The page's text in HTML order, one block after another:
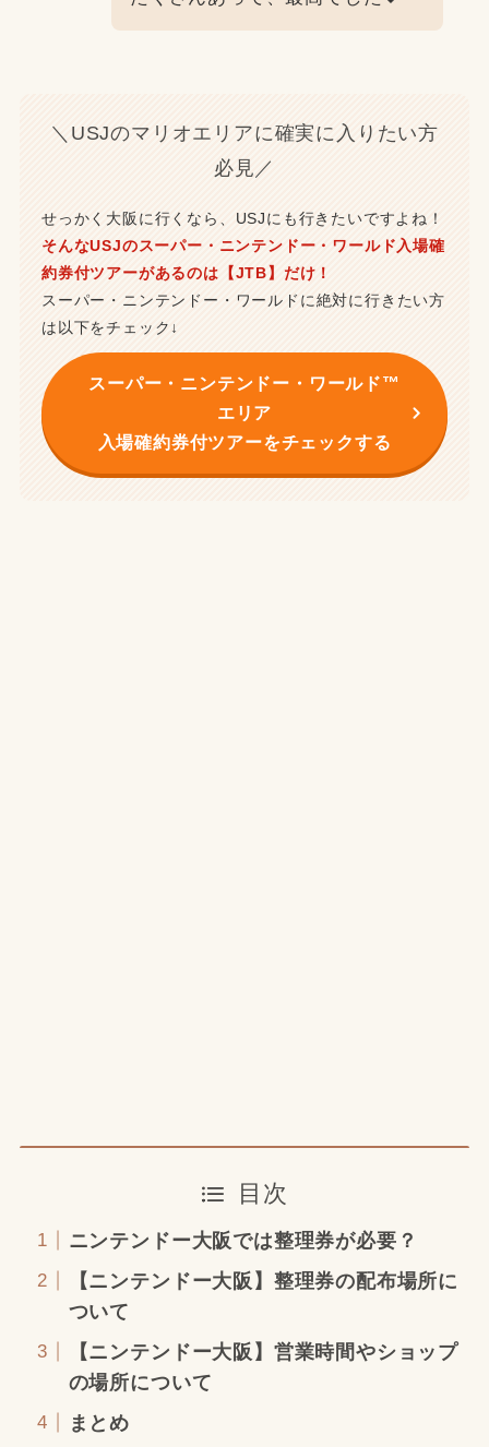
＼USJのマリオエリアに確実に入りたい方
必見／
せっかく大阪に行くなら、USJにも行きたいですよね！
そんなUSJのスーパー・ニンテンドー・ワールド入場確
約券付ツアーがあるのは【JTB】だけ！
スーパー・ニンテンドー・ワールドに絶対に行きたい方
は以下をチェック↓
スーパー・ニンテンドー・ワールド™
エリア
入場確約券付ツアーをチェックする
目次
ニンテンドー大阪では整理券が必要？
【ニンテンドー大阪】整理券の配布場所に
ついて
【ニンテンドー大阪】営業時間やショップ
の場所について
まとめ